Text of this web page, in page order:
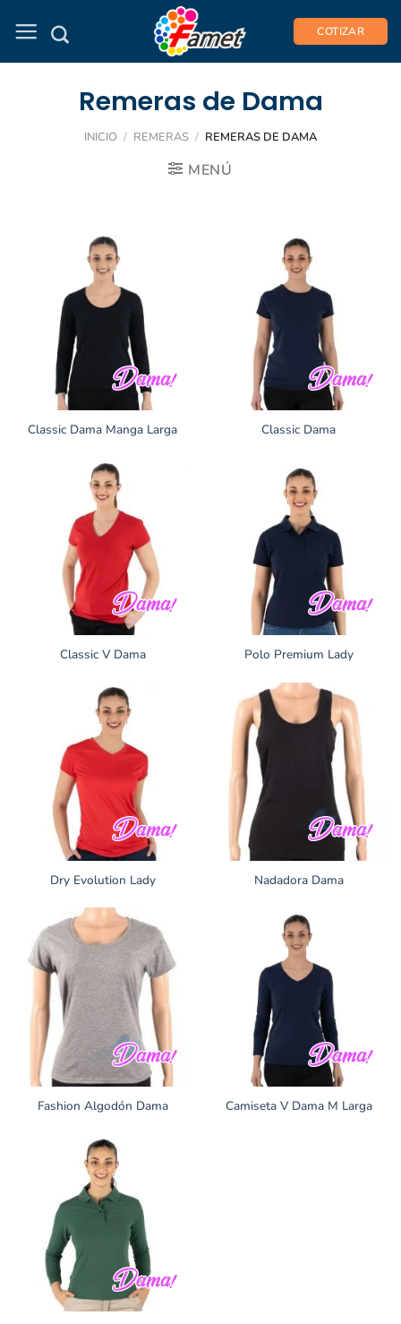
COTIZAR
Remeras de Dama
INICIO / REMERAS / REMERAS DE DAMA
MENÚ
Classic Dama Manga Larga Classic Dama
Classic V Dama Polo Premium Lady
Dry Evolution Lady Nadadora Dama
Fashion Algodón Dama Camiseta V Dama M Larga